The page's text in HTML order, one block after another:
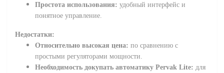
Простота использования: удобный интерфейс и
понятное управление.
Недостатки:
Относительно высокая цена: по сравнению с
простыми регуляторами мощности.
Необходимость докупать автоматику Pervak Lite: для